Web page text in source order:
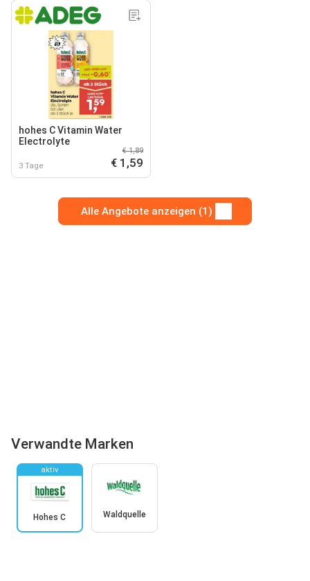
hohes C Vitamin Water
Electrolyte
3 Tage
€ 1,89
€ 1,59
Alle Angebote anzeigen (1)
Verwandte Marken
aktiv
Hohes C Waldquelle